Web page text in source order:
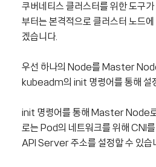
쿠버네티스 클러스터를 위한 도구
부터는 본격적으로 클러스터 노드
겠습니다.
우선 하나의 Node를 Master
kubeadm의 init 명령어를 통해 설
init 명령어를 통해 Master Node
로는 Pod의 네트워크를 위해 CNI
API Server 주소를 설정할 수 있습